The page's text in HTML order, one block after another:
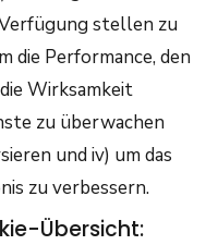
stellen zu
die Performance, den
Wirksamkeit
zu überwachen
und iv) um das
zu verbessern.
Übersicht: